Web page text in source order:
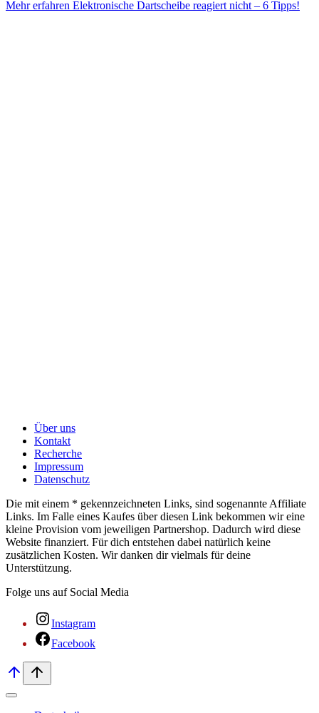
Mehr erfahren Elektronische Dartscheibe reagiert nicht – 6 Tipps!
Über uns
Kontakt
Recherche
Impressum
Datenschutz
Die mit einem * gekennzeichneten Links, sind sogenannte Affiliate
Links. Im Falle eines Kaufes über diesen Link bekommen wir eine
kleine Provision vom jeweiligen Partnershop. Dadurch wird diese
Website finanziert. Für dich entstehen dabei natürlich keine
zusätzlichen Kosten. Wir danken dir vielmals für deine
Unterstützung.
Folge uns auf Social Media
Instagram
Facebook